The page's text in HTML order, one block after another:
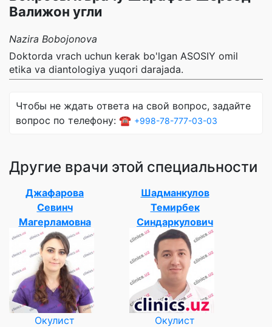
Валижон угли
Nazira Bobojonova
Doktorda vrach uchun kerak bo'lgan ASOSIY omil
etika va diantologiya yuqori darajada.
Чтобы не ждать ответа на свой вопрос, задайте
вопрос по телефону: ☎️ +998-78-777-03-03
Другие врачи этой специальности
Джафарова
Севинч
Магерламовна
Окулист
Шадманкулов
Темирбек
Синдаркулович
Окулист